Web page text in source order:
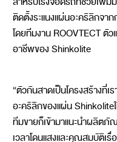
ติดตั้งระแนงแผ่นอะคริลิกจา
โดยทีมงาน ROOVTECT ตั
อาชีพของ Shinkolite
“ตัวกันสาดเป็นโครงสร้างที่เ
อะคริลิกของแผ่น Shinkolite
ทีมขายก็เข้ามาแนะนำผลิตภั
เวลาโดนแสงและคุณสมบัติเ